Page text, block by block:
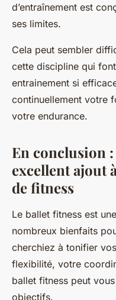
d’entraînement est
ses limites.
Cela peut sembler
cette discipline qui
entrainement si
continuellement votre
votre endurance.
En conclusion
excellent ajout
de fitness
Le ballet fitness est
nombreux bienfaits
cherchiez à tonifier
flexibilité, votre
ballet fitness peut
objectifs.